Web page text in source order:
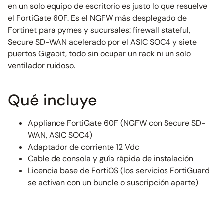
en un solo equipo de escritorio es justo lo que resuelve
el FortiGate 60F. Es el NGFW más desplegado de
Fortinet para pymes y sucursales: firewall stateful,
Secure SD-WAN acelerado por el ASIC SOC4 y siete
puertos Gigabit, todo sin ocupar un rack ni un solo
ventilador ruidoso.
Qué incluye
Appliance FortiGate 60F (NGFW con Secure SD-
WAN, ASIC SOC4)
Adaptador de corriente 12 Vdc
Cable de consola y guía rápida de instalación
Licencia base de FortiOS (los servicios FortiGuard
se activan con un bundle o suscripción aparte)